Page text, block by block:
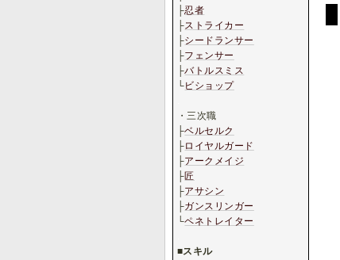
├忍者
├ストライカー
├シードランサー
├フェンサー
├バトルスミス
└ビショップ
・三次職
├ベルセルク
├ロイヤルガード
├アークメイジ
├匠
├アサシン
├ガンスリンガー
└ペネトレイター
■スキル